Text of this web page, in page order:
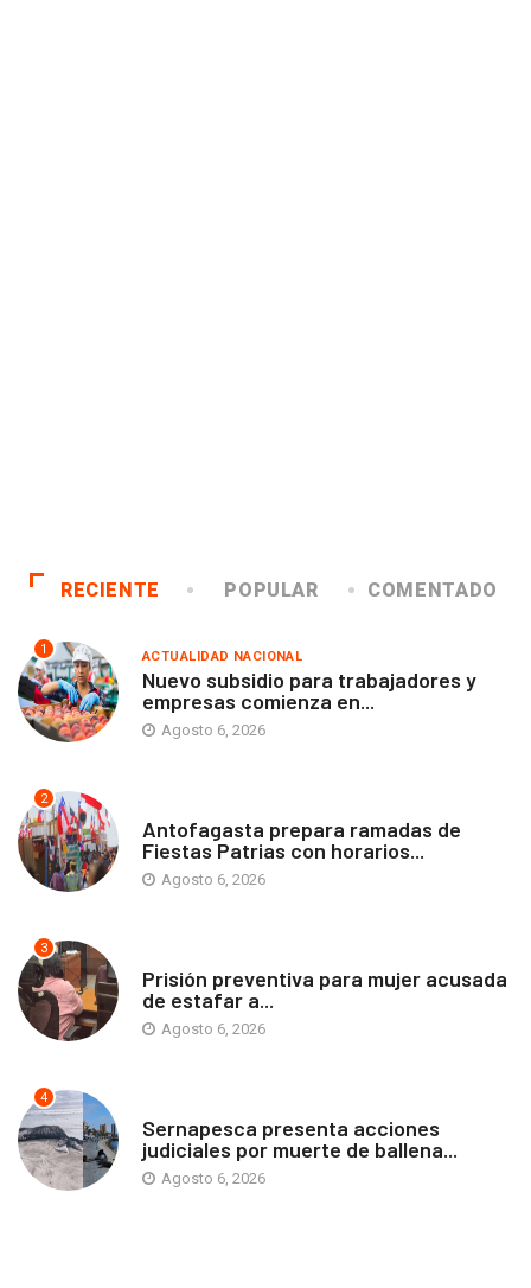
RECIENTE POPULAR COMENTADO
1 ACTUALIDAD NACIONAL
Nuevo subsidio para trabajadores y
empresas comienza en...
Agosto 6, 2026
2
Antofagasta prepara ramadas de
Fiestas Patrias con horarios...
Agosto 6, 2026
3
Prisión preventiva para mujer acusada
de estafar a...
Agosto 6, 2026
4
Sernapesca presenta acciones
judiciales por muerte de ballena...
Agosto 6, 2026